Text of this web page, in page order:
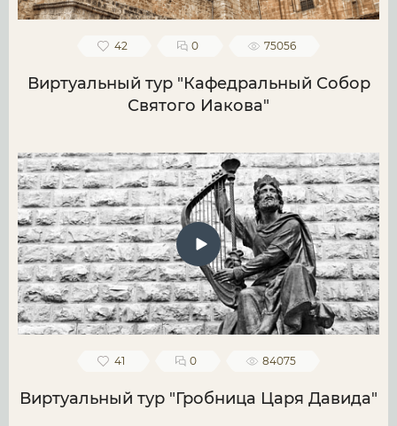
42 0 75056
Виртуальный тур "Кафедральный Собор
Святого Иакова"
41 0 84075
Виртуальный тур "Гробница Царя Давида"